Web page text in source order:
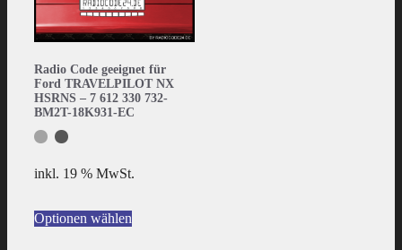
Radio Code geeignet für
Ford TRAVELPILOT NX
HSRNS – 7 612 330 732-
BM2T-18K931-EC
inkl. 19 % MwSt.
Optionen wählen